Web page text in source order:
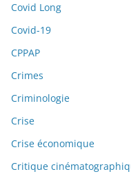
Covid Long
Covid-19
CPPAP
Crimes
Criminologie
Crise
Crise économique
Critique